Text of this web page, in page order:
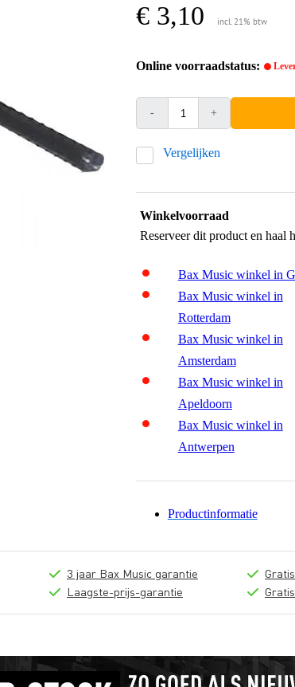
€ 3,10 incl. 21% btw
Online voorraadstatus:
- +
Vergelijken
Winkelvoorraad
Reserveer dit product en haal
Bax Music winkel in
Bax Music winkel in
Rotterdam
Bax Music winkel in
Amsterdam
Bax Music winkel in
Apeldoorn
Bax Music winkel in
Antwerpen
Productinformatie
3 jaar Bax Music garantie
Laagste-prijs-garantie